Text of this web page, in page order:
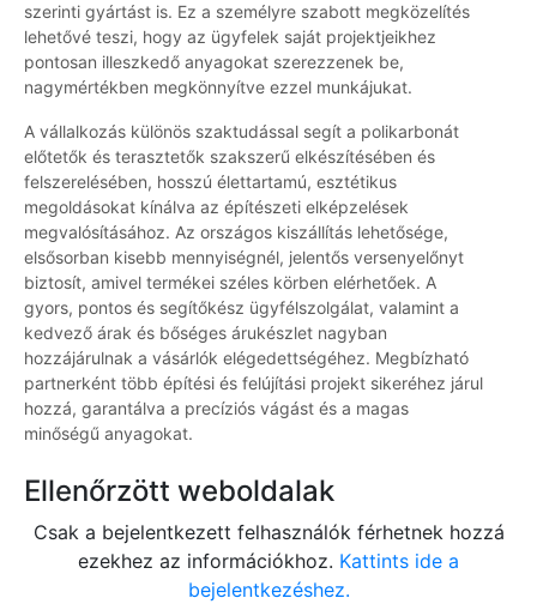
szerinti gyártást is. Ez a személyre szabott megközelítés
lehetővé teszi, hogy az ügyfelek saját projektjeikhez
pontosan illeszkedő anyagokat szerezzenek be,
nagymértékben megkönnyítve ezzel munkájukat.
A vállalkozás különös szaktudással segít a polikarbonát
előtetők és terasztetők szakszerű elkészítésében és
felszerelésében, hosszú élettartamú, esztétikus
megoldásokat kínálva az építészeti elképzelések
megvalósításához. Az országos kiszállítás lehetősége,
elsősorban kisebb mennyiségnél, jelentős versenyelőnyt
biztosít, amivel termékei széles körben elérhetőek. A
gyors, pontos és segítőkész ügyfélszolgálat, valamint a
kedvező árak és bőséges árukészlet nagyban
hozzájárulnak a vásárlók elégedettségéhez. Megbízható
partnerként több építési és felújítási projekt sikeréhez járul
hozzá, garantálva a precíziós vágást és a magas
minőségű anyagokat.
Ellenőrzött weboldalak
Csak a bejelentkezett felhasználók férhetnek hozzá
ezekhez az információkhoz. Kattints ide a
bejelentkezéshez.